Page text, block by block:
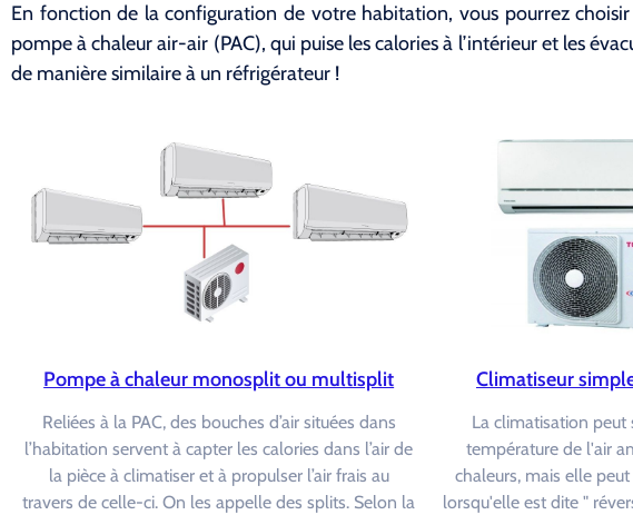
En fonction de la configuration de votre habitation, vous pourrez
pompe à chaleur air-air (PAC), qui puise les calories à l’intérieur et les
de manière similaire à un réfrigérateur !
Pompe à chaleur monosplit ou multisplit
Reliées à la PAC, des bouches d’air situées dans
l’habitation servent à capter les calories dans l’air de
la pièce à climatiser et à propulser l’air frais au
travers de celle-ci. On les appelle des splits. Selon la
Climatiseur
La climatisation peut
température de l'air
chaleurs, mais elle
lorsqu'elle est dite "